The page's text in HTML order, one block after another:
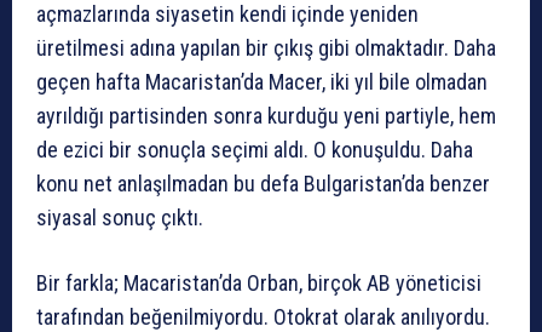
açmazlarında siyasetin kendi içinde yeniden
üretilmesi adına yapılan bir çıkış gibi olmaktadır. Daha
geçen hafta Macaristan’da Macer, iki yıl bile olmadan
ayrıldığı partisinden sonra kurduğu yeni partiyle, hem
de ezici bir sonuçla seçimi aldı. O konuşuldu. Daha
konu net anlaşılmadan bu defa Bulgaristan’da benzer
siyasal sonuç çıktı.
Bir farkla; Macaristan’da Orban, birçok AB yöneticisi
tarafından beğenilmiyordu. Otokrat olarak anılıyordu.